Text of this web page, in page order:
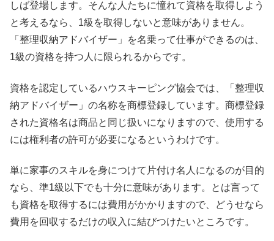
しば登場します。そんな人たちに憧れて資格を取得しよう
と考えるなら、1級を取得しないと意味がありません。
「整理収納アドバイザー」を名乗って仕事ができるのは、
1級の資格を持つ人に限られるからです。
資格を認定しているハウスキーピング協会では、「整理収
納アドバイザー」の名称を商標登録しています。商標登録
された資格名は商品と同じ扱いになりますので、使用する
には権利者の許可が必要になるというわけです。
単に家事のスキルを身につけて片付け名人になるのが目的
なら、準1級以下でも十分に意味があります。とは言って
も資格を取得するには費用がかかりますので、どうせなら
費用を回収するだけの収入に結びつけたいところです。